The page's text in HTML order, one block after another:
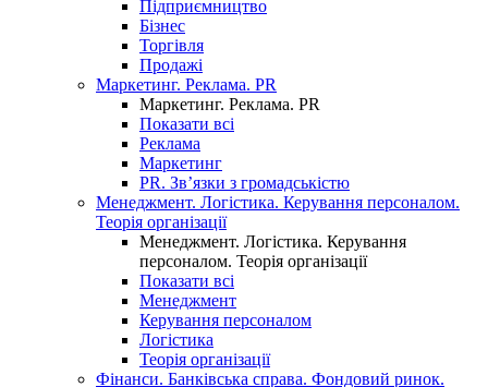
Підприємництво
Бізнес
Торгівля
Продажі
Маркетинг. Реклама. PR
Маркетинг. Реклама. PR
Показати всі
Реклама
Маркетинг
PR. Зв’язки з громадськістю
Менеджмент. Логістика. Керування персоналом.
Теорія організації
Менеджмент. Логістика. Керування
персоналом. Теорія організації
Показати всі
Менеджмент
Керування персоналом
Логістика
Теорія організації
Фінанси. Банківська справа. Фондовий ринок.